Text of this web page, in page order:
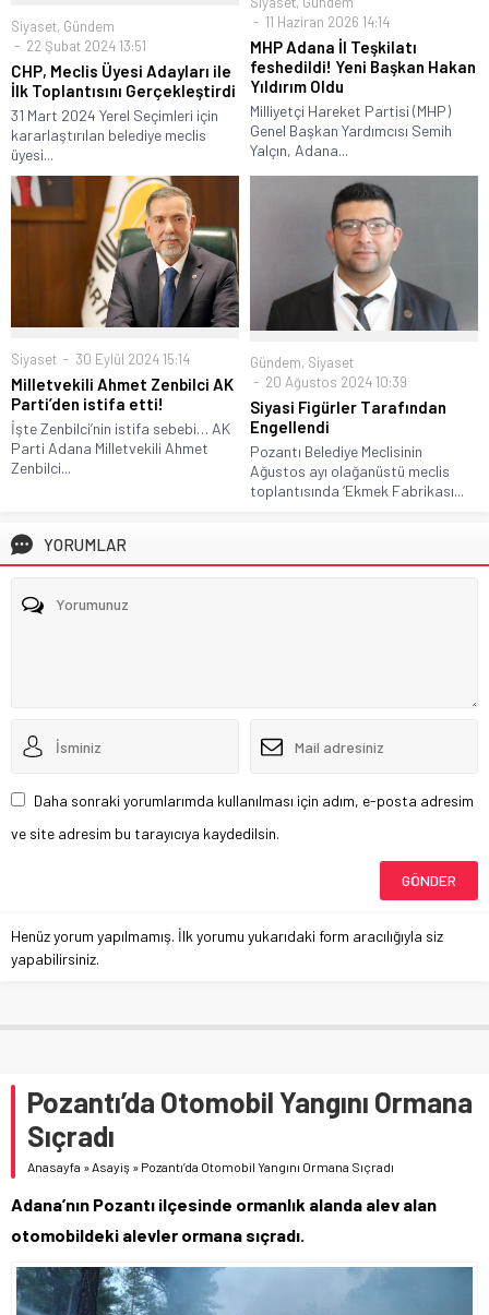
Siyaset, Gündem
22 Şubat 2024 13:51
CHP, Meclis Üyesi Adayları ile
İlk Toplantısını Gerçekleştirdi
31 Mart 2024 Yerel Seçimleri için
kararlaştırılan belediye meclis
üyesi...
11 Haziran 2026 14:14
MHP Adana İl Teşkilatı
feshedildi! Yeni Başkan Hakan
Yıldırım Oldu
Milliyetçi Hareket Partisi (MHP)
Genel Başkan Yardımcısı Semih
Yalçın, Adana...
Siyaset 30 Eylül 2024 15:14
Milletvekili Ahmet Zenbilci AK
Parti’den istifa etti!
İşte Zenbilci’nin istifa sebebi… AK
Parti Adana Milletvekili Ahmet
Zenbilci...
Gündem, Siyaset
20 Ağustos 2024 10:39
Siyasi Figürler Tarafından
Engellendi
Pozantı Belediye Meclisinin
Ağustos ayı olağanüstü meclis
toplantısında ‘Ekmek Fabrikası...
YORUMLAR
Daha sonraki yorumlarımda kullanılması için adım, e-posta adresim
ve site adresim bu tarayıcıya kaydedilsin.
Henüz yorum yapılmamış. İlk yorumu yukarıdaki form aracılığıyla siz
yapabilirsiniz.
Pozantı’da Otomobil Yangını Ormana
Sıçradı
Anasayfa »Asayiş » Pozantı’da Otomobil Yangını Ormana Sıçradı
Adana’nın Pozantı ilçesinde ormanlık alanda alev alan
otomobildeki alevler ormana sıçradı.